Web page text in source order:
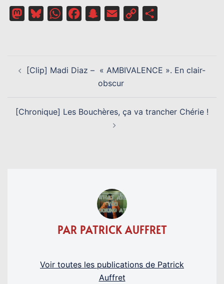
MastodonBlueskyWhatsAppFacebookSnapchat
Email
Copy
D’ARTICLE
[Clip] Madi Diaz – « AMBIVALENCE ». En clair-
obscur
[Chronique] Les Bouchères, ça va trancher Chérie !
PAR PATRICK AUFFRET
Voir toutes les publications de Patrick
Auffret